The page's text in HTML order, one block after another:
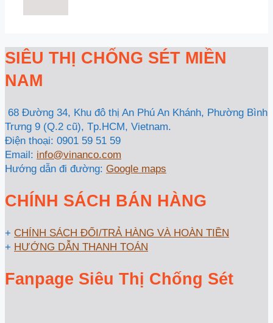
SIÊU THỊ CHỐNG SÉT MIỀN
NAM
68 Đường 34, Khu đô thị An Phú An Khánh, Phường Bình
Trưng 9 (Q.2 cũ), Tp.HCM, Vietnam.
Điện thoại: 0901 59 51 59
Email: info@vinanco.com
Hướng dẫn đi đường: Google maps
CHÍNH SÁCH BÁN HÀNG
+ CHÍNH SÁCH ĐỔI/TRẢ HÀNG VÀ HOÀN TIỀN
+ HƯỚNG DẪN THANH TOÁN
Fanpage Siêu Thị Chống Sét